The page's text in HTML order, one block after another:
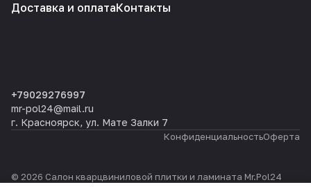
Доставка и оплатаКонтакты
+79029276997
mr-pol24@mail.ru
г. Красноярск, ул. Мате Залки 7
КонфиденциальностьОферта
© 2026 Салон кварцвиниловой плитки и ламината Mr.Pol24